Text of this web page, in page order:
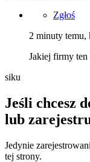
Zgłoś
2 minuty temu,
Jakiej firmy ten
siku
Jeśli chcesz
lub
Jedynie
tej strony.